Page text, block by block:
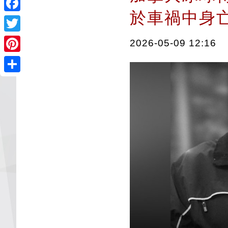
Facebook
Twitter
Pinterest
於車禍中
2026-05-09 12:16